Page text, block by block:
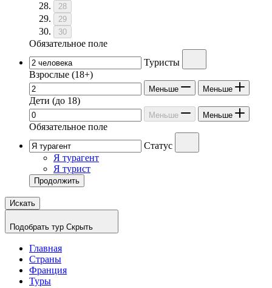
28
29
30
Обязательное поле
Туристы
Взрослые (18+)
Меньше Меньше
Дети (до 18)
Меньше Меньше
Обязательное поле
Статус
Я турагент
Я турист
Продолжить
Искать
Подобрать тур Скрыть
Главная
Страны
Франция
Туры